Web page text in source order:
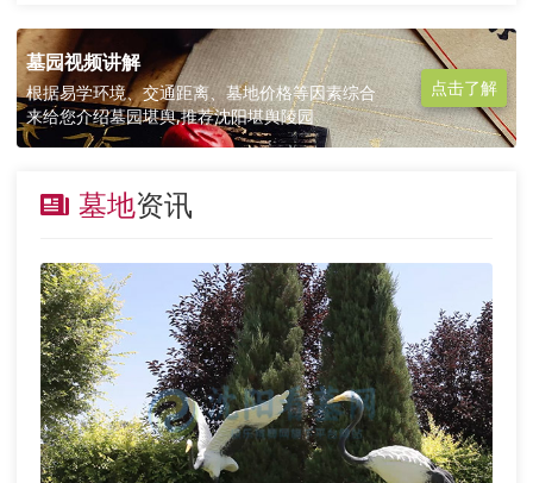
墓园视频讲解
根据易学环境、交通距离、墓地价格等因素综合
来给您介绍墓园堪舆,推荐沈阳堪舆陵园
点击了解
墓地资讯